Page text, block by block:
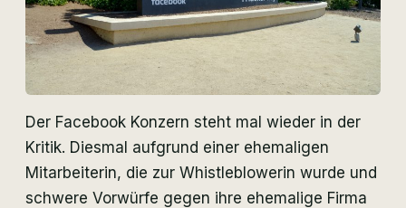
Der Facebook Konzern steht mal wieder in der
Kritik. Diesmal aufgrund einer ehemaligen
Mitarbeiterin, die zur Whistleblowerin wurde und
schwere Vorwürfe gegen ihre ehemalige Firma